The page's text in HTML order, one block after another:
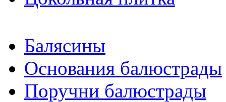
Балясины
Основания балюстрады
Поручни балюстрады